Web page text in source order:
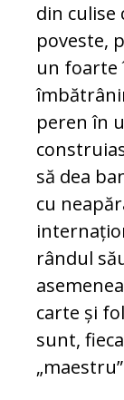
din culise
poveste,
un foarte
peren în
să dea
cu
rândul
carte și
sunt,